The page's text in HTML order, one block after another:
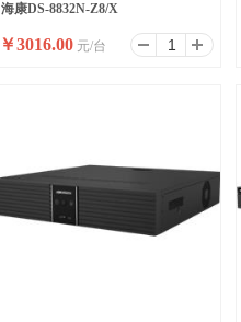
海康DS-8832N-Z8/X
￥3016.00 元/台